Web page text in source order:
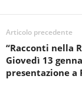
Articolo precedente
“Racconti nella
Giovedì 13
presentazione a